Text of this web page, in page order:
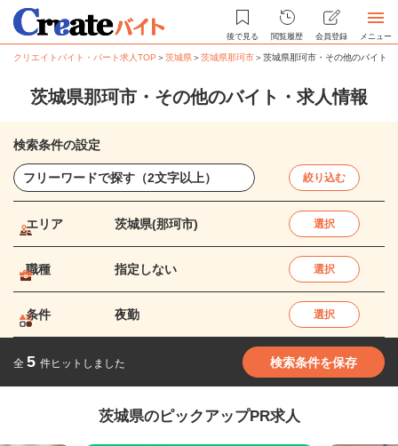
後で見る 閲覧履歴 会員登録 メニュー
クリエイトバイト・パート求人TOP ＞茨城県＞茨城県那珂市＞茨城県那珂市・その他のバイト
茨城県那珂市・その他のバイト・求人情報
検索条件の設定
絞り込む
エリア 茨城県(那珂市) 選択
職種 指定しない 選択
条件 夜勤 選択
全 5 件ヒットしました 検索条件を保存
茨城県のピックアップPR求人